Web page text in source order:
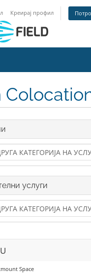
Креирај профил
услуги
Space